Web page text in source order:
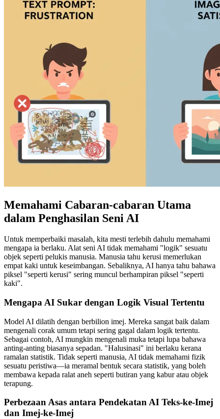
Memahami Cabaran-cabaran Utama
dalam Penghasilan Seni AI
Untuk memperbaiki masalah, kita mesti terlebih dahulu memahami
mengapa ia berlaku. Alat seni AI tidak memahami "logik" sesuatu
objek seperti pelukis manusia. Manusia tahu kerusi memerlukan
empat kaki untuk keseimbangan. Sebaliknya, AI hanya tahu bahawa
piksel "seperti kerusi" sering muncul berhampiran piksel "seperti
kaki".
Mengapa AI Sukar dengan Logik Visual Tertentu
Model AI dilatih dengan berbilion imej. Mereka sangat baik dalam
mengenali corak umum tetapi sering gagal dalam logik tertentu.
Sebagai contoh, AI mungkin mengenali muka tetapi lupa bahawa
anting-anting biasanya sepadan. "Halusinasi" ini berlaku kerana
ramalan statistik. Tidak seperti manusia, AI tidak memahami fizik
sesuatu peristiwa—ia meramal bentuk secara statistik, yang boleh
membawa kepada ralat aneh seperti butiran yang kabur atau objek
terapung.
Perbezaan Asas antara Pendekatan AI Teks-ke-Imej
dan Imej-ke-Imej